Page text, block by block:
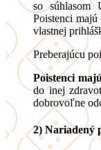
so
Poistenci
vlastnej
Preberajúcu
Poistenci
do inej
dobrovoľne
2) Nariadený